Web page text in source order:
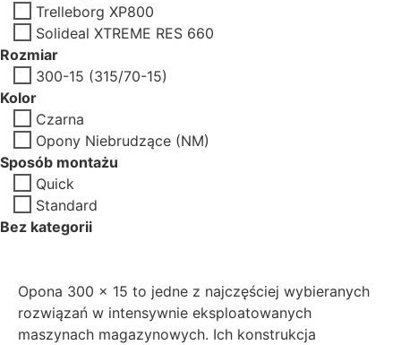
Trelleborg XP800
Solideal XTREME RES 660
Rozmiar
300-15 (315/70-15)
Kolor
Czarna
Opony Niebrudzące (NM)
Sposób montażu
Quick
Standard
Bez kategorii
Opona 300 × 15 to jedne z najczęściej wybieranych
rozwiązań w intensywnie eksploatowanych
maszynach magazynowych. Ich konstrukcja